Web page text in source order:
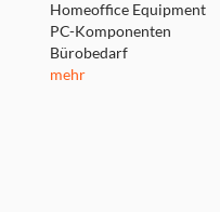
Homeoffice Equipment
PC-Komponenten
Bürobedarf
mehr